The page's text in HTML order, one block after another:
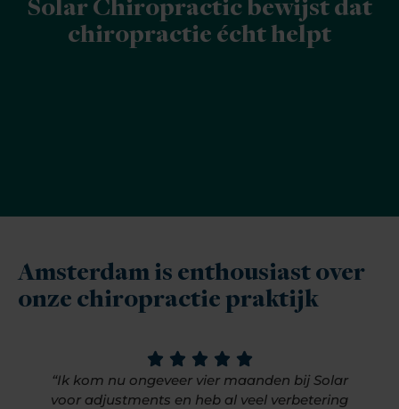
Solar Chiropractic bewijst dat
chiropractie écht helpt
Amsterdam is enthousiast over
onze chiropractie praktijk
“Ik kom nu ongeveer vier maanden bij Solar
voor adjustments en heb al veel verbetering